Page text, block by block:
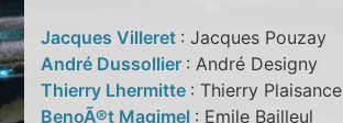
Jacques Villeret : Jacques Pouzay
André Dussollier : André Designy
Thierry Lhermitte : Thierry Plaisance
BenoÃ®t Magimel : Emile Bailleul